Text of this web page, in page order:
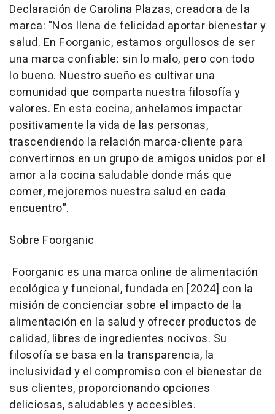
Declaración de Carolina Plazas, creadora de la
marca: "Nos llena de felicidad aportar bienestar y
salud. En Foorganic, estamos orgullosos de ser
una marca confiable: sin lo malo, pero con todo
lo bueno. Nuestro sueño es cultivar una
comunidad que comparta nuestra filosofía y
valores. En esta cocina, anhelamos impactar
positivamente la vida de las personas,
trascendiendo la relación marca-cliente para
convertirnos en un grupo de amigos unidos por el
amor a la cocina saludable donde más que
comer, mejoremos nuestra salud en cada
encuentro".
Sobre Foorganic
Foorganic es una marca online de alimentación
ecológica y funcional, fundada en [2024] con la
misión de concienciar sobre el impacto de la
alimentación en la salud y ofrecer productos de
calidad, libres de ingredientes nocivos. Su
filosofía se basa en la transparencia, la
inclusividad y el compromiso con el bienestar de
sus clientes, proporcionando opciones
deliciosas, saludables y accesibles.